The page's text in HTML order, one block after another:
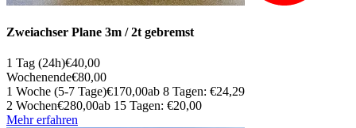
Zweiachser Plane 3m / 2t gebremst
1 Tag (24h)€40,00
Wochenende€80,00
1 Woche (5-7 Tage)€170,00ab 8 Tagen: €24,29
2 Wochen€280,00ab 15 Tagen: €20,00
Mehr erfahren